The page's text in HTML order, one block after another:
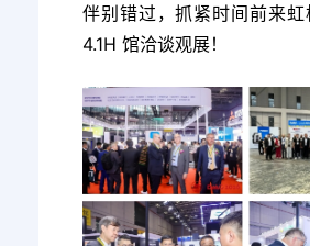
伴别错过，抓紧时间前来虹
4.1H 馆洽谈观展！